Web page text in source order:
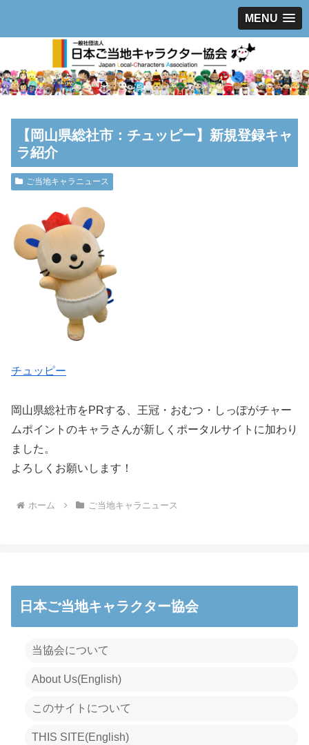
MENU
【岡山県総社市：チュッピー】新規登録キャ
ラ紹介
ご当地キャラニュース
チュッピー
岡山県総社市をPRする、王冠・おむつ・しっぽがチャー
ムポイントのキャラさんが新しくポータルサイトに加わり
ました。
よろしくお願いします！
ホーム ご当地キャラニュース
日本ご当地キャラクター協会
当協会について
About Us(English)
このサイトについて
THIS SITE(English)